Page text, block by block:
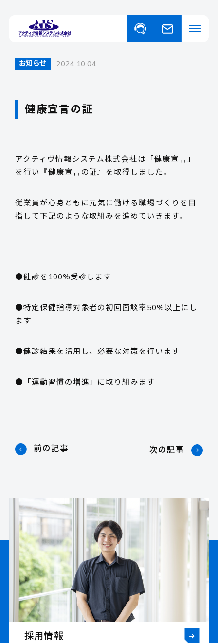
私たちについて
事業・サービスについて
ニュース
イベント
お電話でのお問い合わせ
お知らせ 2024.10.04
健康宣言の証
アクティヴ情報システム株式会社は「健康宣言」
を行い『健康宣言の証』を取得しました。
従業員が心身ともに元気に働ける職場づくりを目
指して下記のような取組みを進めていきます。
●健診を100%受診します
●特定保健指導対象者の初回面談率50%以上にし
ます
●健診結果を活用し、必要な対策を行います
●「運動習慣の増進」に取り組みます
前の記事 次の記事
採用情報